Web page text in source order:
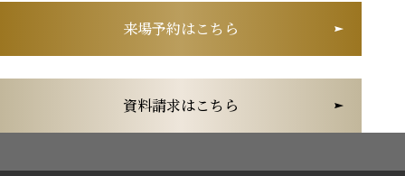
来場予約はこちら
資料請求はこちら